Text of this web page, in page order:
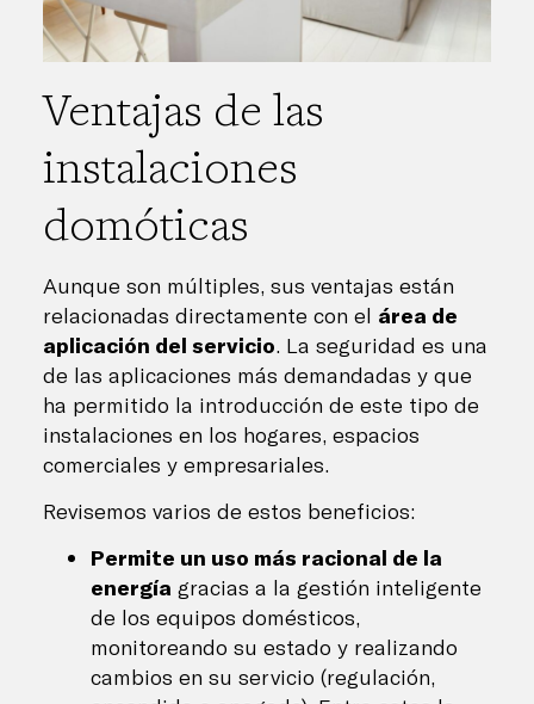
Ventajas de las
instalaciones
domóticas
Aunque son múltiples, sus ventajas están
relacionadas directamente con el área de
aplicación del servicio. La seguridad es una
de las aplicaciones más demandadas y que
ha permitido la introducción de este tipo de
instalaciones en los hogares, espacios
comerciales y empresariales.
Revisemos varios de estos beneficios:
Permite un uso más racional de la
energía gracias a la gestión inteligente
de los equipos domésticos,
monitoreando su estado y realizando
cambios en su servicio (regulación,